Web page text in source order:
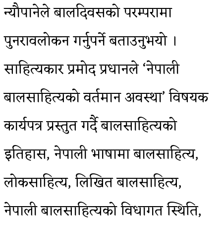
न्यौपानेले बालदिवसको परम्परामा
पुनरावलोकन गर्नुपर्ने बताउनुभयो ।
साहित्यकार प्रमोद प्रधानले ‘नेपाली
बालसाहित्यको वर्तमान अवस्था’ विषयक
कार्यपत्र प्रस्तुत गर्दै बालसाहित्यको
इतिहास, नेपाली भाषामा बालसाहित्य,
लोकसाहित्य, लिखित बालसाहित्य,
नेपाली बालसाहित्यको विधागत स्थिति,